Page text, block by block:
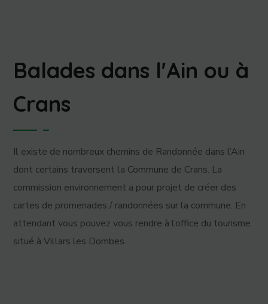
Balades dans l'Ain ou à
Crans
Il existe de nombreux chemins de Randonnée dans l’Ain
dont certains traversent la Commune de Crans. La
commission environnement a pour projet de créer des
cartes de promenades / randonnées sur la commune. En
attendant vous pouvez vous rendre à l’office du tourisme
situé à Villars les Dombes.